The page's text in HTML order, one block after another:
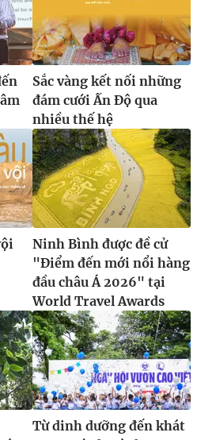
024.66 897 897
hình thức nếu không có sự chấp
nguồn VTV.vn khi phát hành lại
Sắc vàng kết nối những
đám cưới Ấn Độ qua
nhiều thế hệ
Ninh Bình được đề cử
"Điểm đến mới nổi hàng
đầu châu Á 2026" tại
World Travel Awards
Từ dinh dưỡng đến khát